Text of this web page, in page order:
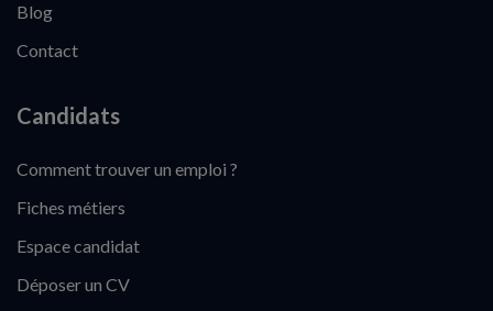
Blog
Contact
Candidats
Comment trouver un emploi ?
Fiches métiers
Espace candidat
Déposer un CV